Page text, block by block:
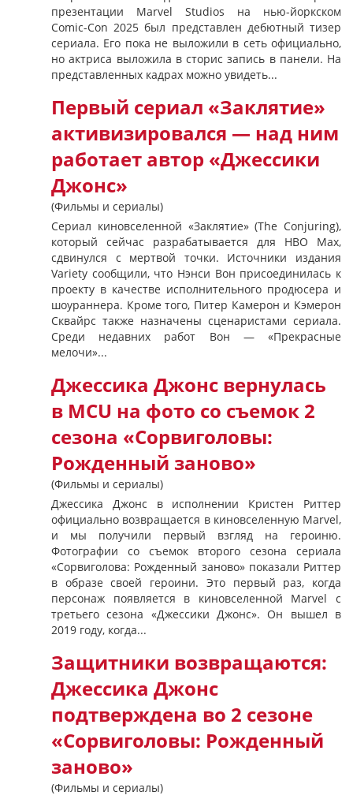
презентации Marvel Studios на нью-йоркском
Comic-Con 2025 был представлен дебютный тизер
сериала. Его пока не выложили в сеть официально,
но актриса выложила в сторис запись в панели. На
представленных кадрах можно увидеть...
Первый сериал «Заклятие»
активизировался — над ним
работает автор «Джессики
Джонс»
(Фильмы и сериалы)
Сериал киновселенной «Заклятие» (The Conjuring),
который сейчас разрабатывается для HBO Max,
сдвинулся с мертвой точки. Источники издания
Variety сообщили, что Нэнси Вон присоединилась к
проекту в качестве исполнительного продюсера и
шоураннера. Кроме того, Питер Камерон и Кэмерон
Сквайрс также назначены сценаристами сериала.
Среди недавних работ Вон — «Прекрасные
мелочи»...
Джессика Джонс вернулась
в MCU на фото со съемок 2
сезона «Сорвиголовы:
Рожденный заново»
(Фильмы и сериалы)
Джессика Джонс в исполнении Кристен Риттер
официально возвращается в киновселенную Marvel,
и мы получили первый взгляд на героиню.
Фотографии со съемок второго сезона сериала
«Сорвиголова: Рожденный заново» показали Риттер
в образе своей героини. Это первый раз, когда
персонаж появляется в киновселенной Marvel с
третьего сезона «Джессики Джонс». Он вышел в
2019 году, когда...
Защитники возвращаются:
Джессика Джонс
подтверждена во 2 сезоне
«Сорвиголовы: Рожденный
заново»
(Фильмы и сериалы)